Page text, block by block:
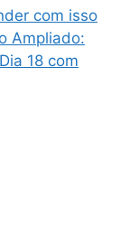
com isso
Ampliado:
18 com